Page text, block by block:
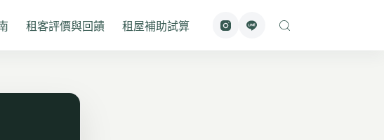
租客評價與回饋 租屋補助試算